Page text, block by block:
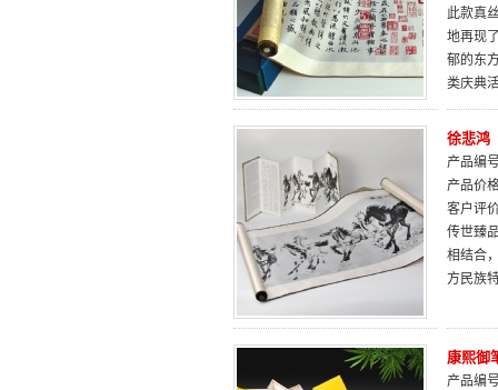
此款真
地再现
郁的东
类庆典
徐悲鸿
产品编
产品价
客户评
传世臻
相结合
方民族
康熙御
产品编